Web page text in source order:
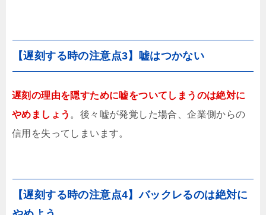
【遅刻する時の注意点3】嘘はつかない
遅刻の理由を隠すために嘘をついてしまうのは絶対に
やめましょう 。後々嘘が発覚した場合、企業側からの
信用を失ってしまいます。
【遅刻する時の注意点4】バックレるのは絶対に